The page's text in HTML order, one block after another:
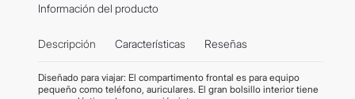
Información del producto
Descripción Características Reseñas
Diseñado para viajar: El compartimento frontal es para equipo
pequeño como teléfono, auriculares. El gran bolsillo interior tiene